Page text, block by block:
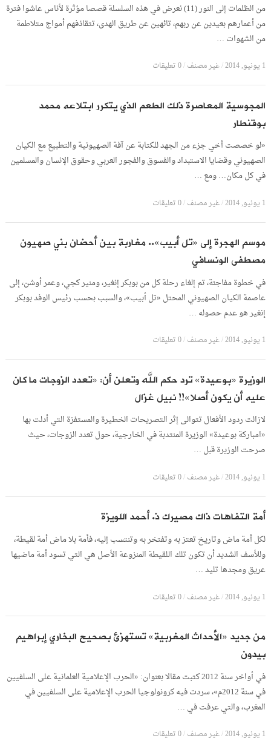
من الظلمات إلى النور (11) نعرض في هذه السلسلة قصصا مؤثرة لأناس عاشوا فترة
من أعمارهم بعيدين عن ربهم، تائهين عن طريق الهدى، تتقاذفهم أمواج متلاطمة
من الشهوات …
1 يونيو, 2014 /غير مصنف/0 تعليقات
المجوسية المعاصرة ذلك الطعم الذي يتكرر ابتلاعه محمد
بوقنطار
«لو خصصت أخي جزء من الجهد للكتابة عن آفة الصهيونية والتطبيع مع الكيان
الصهيوني وقضايا الاستبداد والفسوق والفجور العربي وحقوق الإنسان والمسلمين
في كل مكان… ومع …
1 يونيو, 2014 /غير مصنف/0 تعليقات
موسم الهجرة إلى «تل أبيب».. مغاربة بين أحضان بني صهيون
مصطفى الونسافي
في خطوة مفاجئة، تم إلغاء رحلة كل من بوبكر إنغير، ومنير كجي، وعمر أوشن، إلى
عاصمة الكيان الصهيوني المحتل «تل أبيب»، والسبب بحسب رئيس الوفد بوبكر
إنغير هو عدم حصوله …
1 يونيو, 2014 /غير مصنف/0 تعليقات
الوزيرة «بوعيدة» ترد حكم الله وتعلن أن: «تعدد الزوجات ما كان
عليه أن يكون أصلا»!! نبيل غزال
لازالت ردود الأفعال تتوالى إثر التصريحات الخطيرة والمستفزة التي أدلت بها
«امباركة بوعيدة» الوزيرة المنتدبة في الخارجية، حول تعدد الزوجات، حيث
صرحت الوزيرة قبل …
1 يونيو, 2014 /غير مصنف/0 تعليقات
أمة التفاهات ذاك مصيرك ذ. أحمد اللويزة
لكل أمة ماض وتاريخ تعتز به وتفتخر به وتنتسب إليه، فأمة بلا ماض أمة لقيطة،
وللأسف الشديد أن تكون تلك اللقيطة المنزوعة الأصل هي التي تسود أمة ماضيها
عريق ومجدها تليد …
1 يونيو, 2014 /غير مصنف/0 تعليقات
من جديد «الأحداث المغربية» تستهزئ بصحيح البخاري إبراهيم
بيدون
في أواخر سنة 2012 كتبت مقالا بعنوان: «الحرب الإعلامية العلمانية على السلفيين
في سنة 2012م»، سردت فيه كرونولوجيا الحرب الإعلامية على السلفيين في
المغرب، والتي عرفت في …
1 يونيو, 2014 /غير مصنف/0 تعليقات